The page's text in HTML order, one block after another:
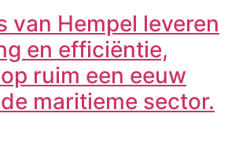
van Hempel leveren
en efficiëntie,
ruim een eeuw
maritieme sector.